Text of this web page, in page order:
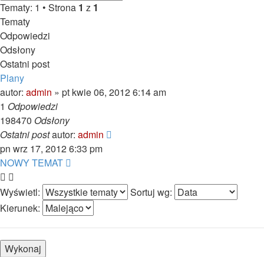
Tematy: 1 • Strona 1 z 1
Tematy
Odpowiedzi
Odsłony
Ostatni post
Plany
autor: admin » pt kwie 06, 2012 6:14 am
1 Odpowiedzi
198470 Odsłony
Ostatni postautor: admin
pn wrz 17, 2012 6:33 pm
NOWY TEMAT
Wyświetl:
Sortuj wg:
Kierunek: